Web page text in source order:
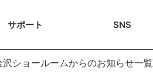
サポート SNS
ショールームからのお知らせ一覧